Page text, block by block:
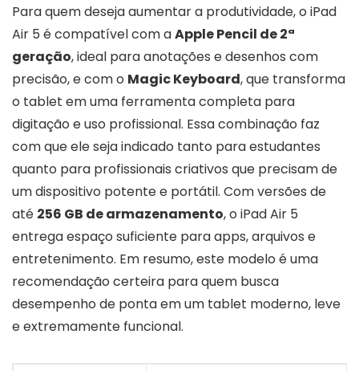
Para quem deseja aumentar a produtividade, o iPad
Air 5 é compatível com aApple Pencil de 2ª
geração, ideal para anotações e desenhos com
precisão, e com o Magic Keyboard, que transforma
o tablet em uma ferramenta completa para
digitação e uso profissional. Essa combinação faz
com que ele seja indicado tanto para estudantes
quanto para profissionais criativos que precisam de
um dispositivo potente e portátil. Com versões de
até 256 GB de armazenamento, o iPad Air 5
entrega espaço suficiente para apps, arquivos e
entretenimento. Em resumo, este modelo é uma
recomendação certeira para quem busca
desempenho de ponta em um tablet moderno, leve
e extremamente funcional.